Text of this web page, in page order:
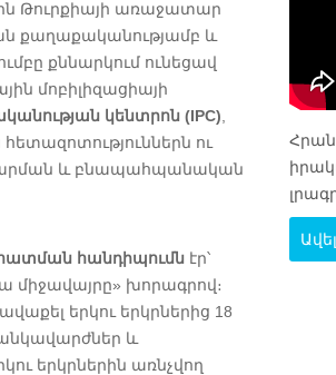
Թուրքիայի առաջատար
քաղաքականությամբ և
քննարկում ունեցավ
մոբիլիզացիայի
կենտրոն (IPC),
ու
և բնապահպանական
հանդիպումն էր՝
միջավայրը» խորագրով։
երկու երկրներից 18
և
երկրներին առնչվող